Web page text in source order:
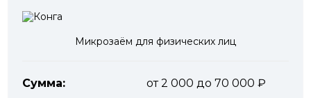
Микрозаём для физических лиц
Сумма:
от 2 000 до 70 000